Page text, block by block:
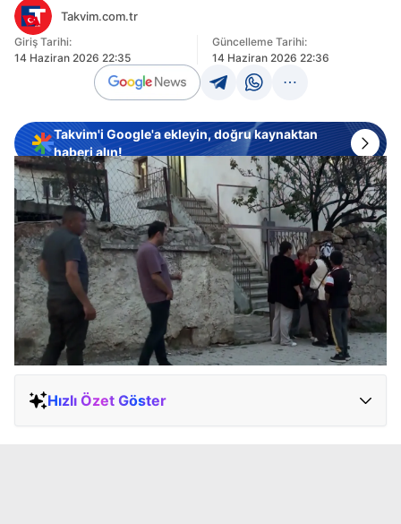
Takvim.com.tr
Giriş Tarihi:
14 Haziran 2026 22:35
Güncelleme Tarihi:
14 Haziran 2026 22:36
Takvim'i Google'a ekleyin, doğru kaynaktan
haberi alın!
Hızlı Özet Göster